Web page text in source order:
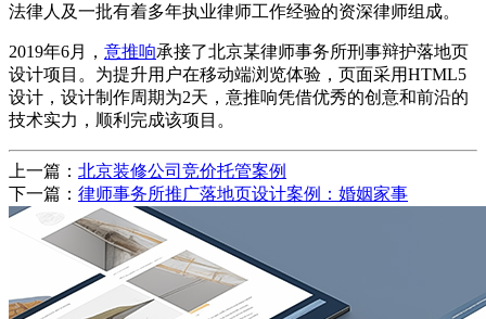
法律人及一批有着多年执业律师工作经验的资深律师组成。
2019年6月， 意推响承接了北京某律师事务所刑事辩护落地页
设计项目。为提升用户在移动端浏览体验，页面采用HTML5
设计，设计制作周期为2天，意推响凭借优秀的创意和前沿的
技术实力，顺利完成该项目。
上一篇： 北京装修公司竞价托管案例
下一篇： 律师事务所推广落地页设计案例：婚姻家事